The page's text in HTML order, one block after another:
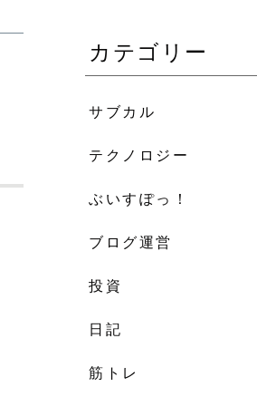
カテゴリー
サブカル
テクノロジー
ぶいすぽっ！
ブログ運営
投資
日記
筋トレ